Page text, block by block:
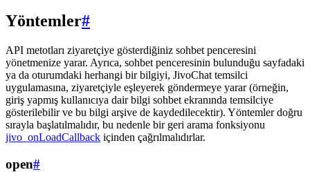
Yöntemler#
API metotları ziyaretçiye gösterdiğiniz sohbet penceresini
yönetmenize yarar. Ayrıca, sohbet penceresinin bulunduğu sayfadaki
ya da oturumdaki herhangi bir bilgiyi, JivoChat temsilci
uygulamasına, ziyaretçiyle eşleyerek göndermeye yarar (örneğin,
giriş yapmış kullanıcıya dair bilgi sohbet ekranında temsilciye
gösterilebilir ve bu bilgi arşive de kaydedilecektir). Yöntemler doğru
sırayla başlatılmalıdır, bu nedenle bir geri arama fonksiyonu
jivo_onLoadCallback içinden çağrılmalıdırlar.
open#